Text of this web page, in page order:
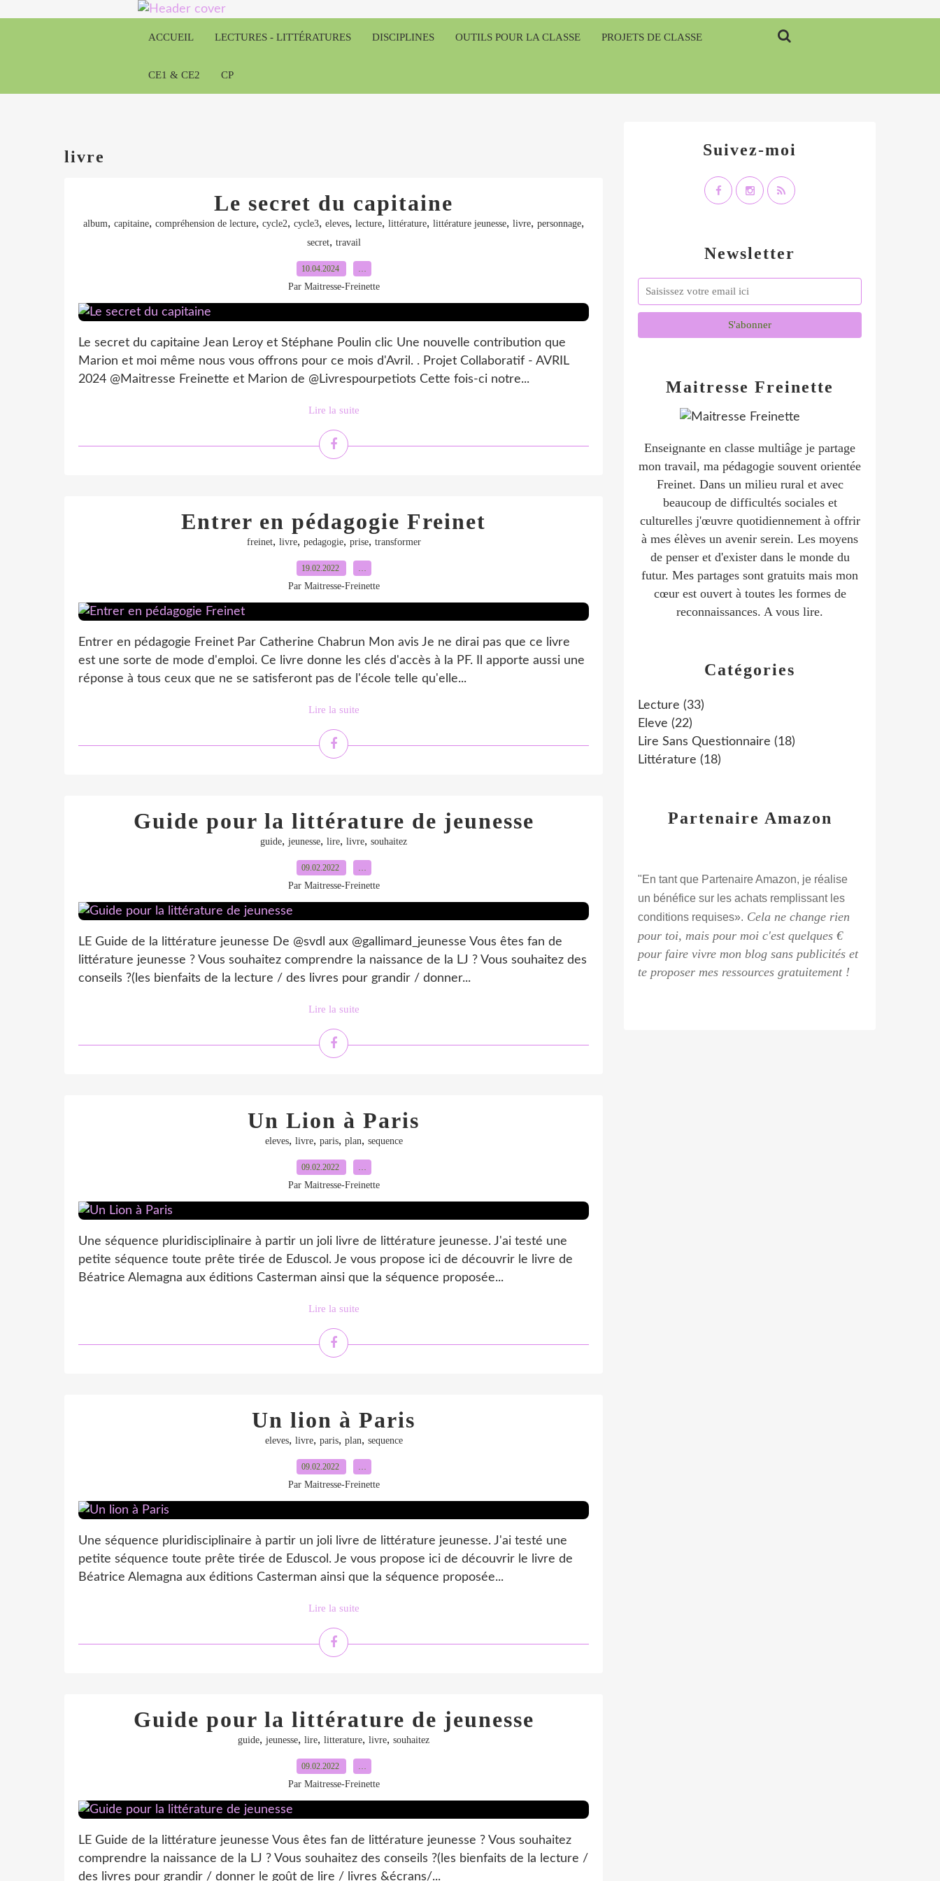
ACCUEIL LECTURES - LITTÉRATURES DISCIPLINES OUTILS POUR LA CLASSE PROJETS DE CLASSE
CE1 & CE2 CP
livre
Le secret du capitaine
album, capitaine, compréhension de lecture, cycle2, cycle3, eleves, lecture, littérature, littérature jeunesse, livre, personnage,
secret, travail
10.04.2024 …
Par Maitresse-Freinette
Le secret du capitaine Jean Leroy et Stéphane Poulin clic Une nouvelle contribution que
Marion et moi même nous vous offrons pour ce mois d'Avril. . Projet Collaboratif - AVRIL
2024 @Maitresse Freinette et Marion de @Livrespourpetiots Cette fois-ci notre...
Lire la suite
Entrer en pédagogie Freinet
freinet, livre, pedagogie, prise, transformer
19.02.2022 …
Par Maitresse-Freinette
Entrer en pédagogie Freinet Par Catherine Chabrun Mon avis Je ne dirai pas que ce livre
est une sorte de mode d'emploi. Ce livre donne les clés d'accès à la PF. Il apporte aussi une
réponse à tous ceux que ne se satisferont pas de l'école telle qu'elle...
Lire la suite
Guide pour la littérature de jeunesse
guide, jeunesse, lire, livre, souhaitez
09.02.2022 …
Par Maitresse-Freinette
LE Guide de la littérature jeunesse De @svdl aux @gallimard_jeunesse Vous êtes fan de
littérature jeunesse ? Vous souhaitez comprendre la naissance de la LJ ? Vous souhaitez des
conseils ?(les bienfaits de la lecture / des livres pour grandir / donner...
Lire la suite
Un Lion à Paris
eleves, livre, paris, plan, sequence
09.02.2022 …
Par Maitresse-Freinette
Une séquence pluridisciplinaire à partir un joli livre de littérature jeunesse. J'ai testé une
petite séquence toute prête tirée de Eduscol. Je vous propose ici de découvrir le livre de
Béatrice Alemagna aux éditions Casterman ainsi que la séquence proposée...
Lire la suite
Un lion à Paris
eleves, livre, paris, plan, sequence
09.02.2022 …
Par Maitresse-Freinette
Une séquence pluridisciplinaire à partir un joli livre de littérature jeunesse. J'ai testé une
petite séquence toute prête tirée de Eduscol. Je vous propose ici de découvrir le livre de
Béatrice Alemagna aux éditions Casterman ainsi que la séquence proposée...
Lire la suite
Guide pour la littérature de jeunesse
guide, jeunesse, lire, litterature, livre, souhaitez
09.02.2022 …
Par Maitresse-Freinette
LE Guide de la littérature jeunesse Vous êtes fan de littérature jeunesse ? Vous souhaitez
comprendre la naissance de la LJ ? Vous souhaitez des conseils ?(les bienfaits de la lecture /
des livres pour grandir / donner le goût de lire / livres &écrans/...
Newsletter
Catégories
Lecture (33)
Eleve (22)
Lire Sans Questionnaire (18)
Littérature (18)
Maitresse Freinette
Enseignante en classe multiâge je partage
mon travail, ma pédagogie souvent orientée
Freinet. Dans un milieu rural et avec
beaucoup de difficultés sociales et
culturelles j'œuvre quotidiennement à offrir
à mes élèves un avenir serein. Les moyens
de penser et d'exister dans le monde du
futur. Mes partages sont gratuits mais mon
cœur est ouvert à toutes les formes de
reconnaissances. A vous lire.
Suivez-moi
Partenaire Amazon
"En tant que Partenaire Amazon, je réalise
un bénéfice sur les achats remplissant les
conditions requises». Cela ne change rien
pour toi, mais pour moi c'est quelques €
pour faire vivre mon blog sans publicités et
te proposer mes ressources gratuitement !